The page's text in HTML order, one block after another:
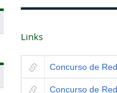
Links
Concurso de
Concurso de